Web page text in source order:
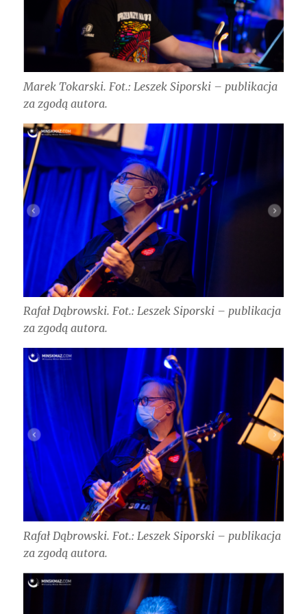
Marek Tokarski. Fot.: Leszek Siporski – publikacja
za zgodą autora.
Rafał Dąbrowski. Fot.: Leszek Siporski – publikacja
za zgodą autora.
Rafał Dąbrowski. Fot.: Leszek Siporski – publikacja
za zgodą autora.